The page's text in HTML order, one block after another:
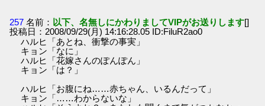
257 名前： 以下、名無しにかわりましてVIPがお送りします[]
投稿日：2008/09/29(月) 14:16:28.05 ID:FiluR2ao0
ハルヒ「あとね、衝撃の事実」
キョン「なに」
ハルヒ「花嫁さんのぽんぽん」
キョン「は？」
ハルヒ「お腹にね……赤ちゃん、いるんだって」
キョン「……わからないな」